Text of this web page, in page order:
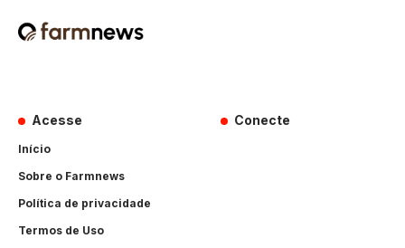
Acesse
Início
Sobre o Farmnews
Política de privacidade
Termos de Uso
Conecte